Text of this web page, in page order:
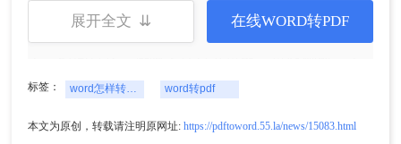
3、点击开始转换，等待转换完成。如果转换过程
重新转换。
展开全文 ⇊ 在线WORD转PDF
标签： word怎样转成pdf word转pdf
本文为原创，转载请注明原网址: https://pdftoword.55.la/news/15083.html